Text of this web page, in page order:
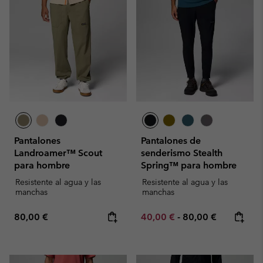
Pantalones
Landroamer™ Scout
para hombre
Resistente al agua y las
manchas
Regular price:
80,00 €
Pantalones de
senderismo Stealth
Spring™ para hombre
Resistente al agua y las
manchas
Minimum sale price:
40,00 € - Maximum price:
80,00 €